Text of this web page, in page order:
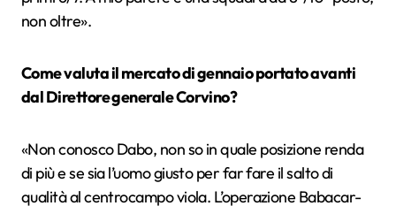
non oltre».
Come valuta il mercato di gennaio portato avanti
dal Direttore generale Corvino?
«Non conosco Dabo, non so in quale posizione renda
di più e se sia l’uomo giusto per far fare il salto di
qualità al centrocampo viola. L’operazione Babacar-